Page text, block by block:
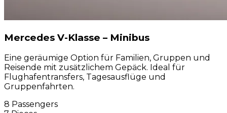
Mercedes V-Klasse – Minibus
Eine geräumige Option für Familien, Gruppen und
Reisende mit zusätzlichem Gepäck. Ideal für
Flughafentransfers, Tagesausflüge und
Gruppenfahrten.
8 Passengers